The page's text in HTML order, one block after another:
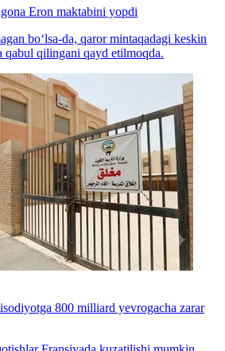
Eron maktabini yopdi
bo‘lsa-da, qaror mintaqadagi keskin
qabul qilingani qayd etilmoqda.
800 milliard yevrogacha zarar